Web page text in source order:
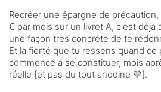
Recréer une épargne de
€ par mois sur un livret A, c'est déjà
une façon très concrète de te
Et la fierté que tu ressens quand ce
commence à se constituer, mois
réelle [et pas du tout anodine 💛].